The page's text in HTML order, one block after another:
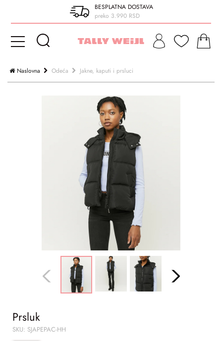
BESPLATNA DOSTAVA
preko 3.990 RSD
Naslovna Odeća Jakne, kaputi i prsluci
Prsluk
SKU: SJAPEPAC-HH